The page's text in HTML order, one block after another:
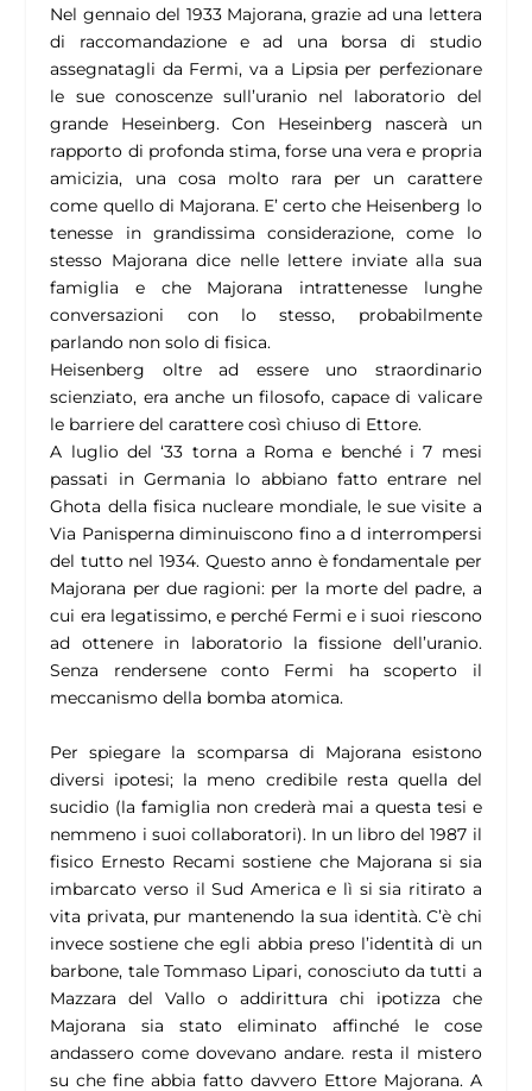
Nel gennaio del 1933 Majorana, grazie ad una lettera
di raccomandazione e ad una borsa di studio
assegnatagli da Fermi, va a Lipsia per perfezionare
le sue conoscenze sull’uranio nel laboratorio del
grande Heseinberg. Con Heseinberg nascerà un
rapporto di profonda stima, forse una vera e propria
amicizia, una cosa molto rara per un carattere
come quello di Majorana. E’ certo che Heisenberg lo
tenesse in grandissima considerazione, come lo
stesso Majorana dice nelle lettere inviate alla sua
famiglia e che Majorana intrattenesse lunghe
conversazioni con lo stesso, probabilmente
parlando non solo di fisica.
Heisenberg oltre ad essere uno straordinario
scienziato, era anche un filosofo, capace di valicare
le barriere del carattere così chiuso di Ettore.
A luglio del ‘33 torna a Roma e benché i 7 mesi
passati in Germania lo abbiano fatto entrare nel
Ghota della fisica nucleare mondiale, le sue visite a
Via Panisperna diminuiscono fino a d interrompersi
del tutto nel 1934. Questo anno è fondamentale per
Majorana per due ragioni: per la morte del padre, a
cui era legatissimo, e perché Fermi e i suoi riescono
ad ottenere in laboratorio la fissione dell’uranio.
Senza rendersene conto Fermi ha scoperto il
meccanismo della bomba atomica.
Per spiegare la scomparsa di Majorana esistono
diversi ipotesi; la meno credibile resta quella del
sucidio (la famiglia non crederà mai a questa tesi e
nemmeno i suoi collaboratori). In un libro del 1987 il
fisico Ernesto Recami sostiene che Majorana si sia
imbarcato verso il Sud America e lì si sia ritirato a
vita privata, pur mantenendo la sua identità. C’è chi
invece sostiene che egli abbia preso l’identità di un
barbone, tale Tommaso Lipari, conosciuto da tutti a
Mazzara del Vallo o addirittura chi ipotizza che
Majorana sia stato eliminato affinché le cose
andassero come dovevano andare. resta il mistero
su che fine abbia fatto davvero Ettore Majorana. A